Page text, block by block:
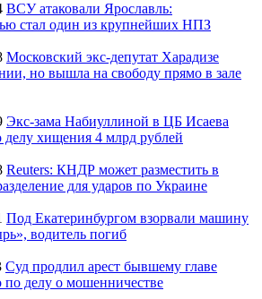
ВСУ атаковали Ярославль:
стал один из крупнейших НПЗ
Московский экс-депутат Харадизе
но вышла на свободу прямо в зале
Экс-зама Набиуллиной в ЦБ Исаева
делу хищения 4 млрд рублей
Reuters: КНДР может разместить в
для ударов по Украине
Под Екатеринбургом взорвали машину
водитель погиб
Суд продлил арест бывшему главе
по делу о мошенничестве